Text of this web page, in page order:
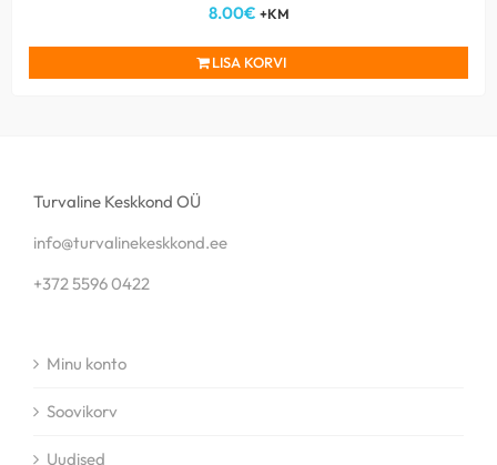
8.00€ +KM
LISA KORVI
Turvaline Keskkond OÜ
info@turvalinekeskkond.ee
+372 5596 0422
Minu konto
Soovikorv
Uudised